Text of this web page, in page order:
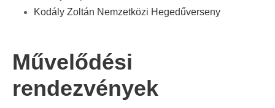
Kodály Zoltán Nemzetközi Hegedűverseny
Művelődési
rendezvények